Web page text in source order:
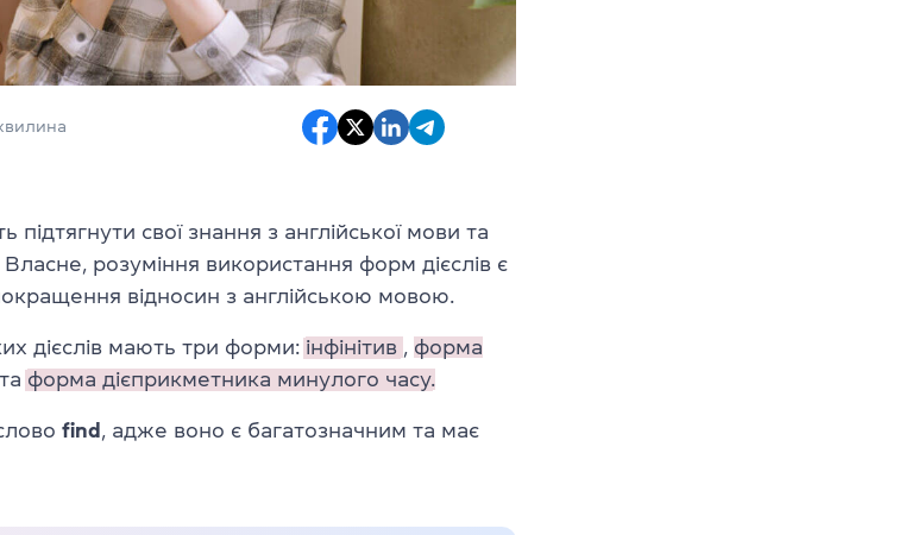
підтягнути свої знання з англійської мови та
розуміння використання форм дієслів є
відносин з англійською мовою.
дієслів мають три форми: інфінітив , форма
та форма дієприкметника минулого часу.
find , адже воно є багатозначним та має